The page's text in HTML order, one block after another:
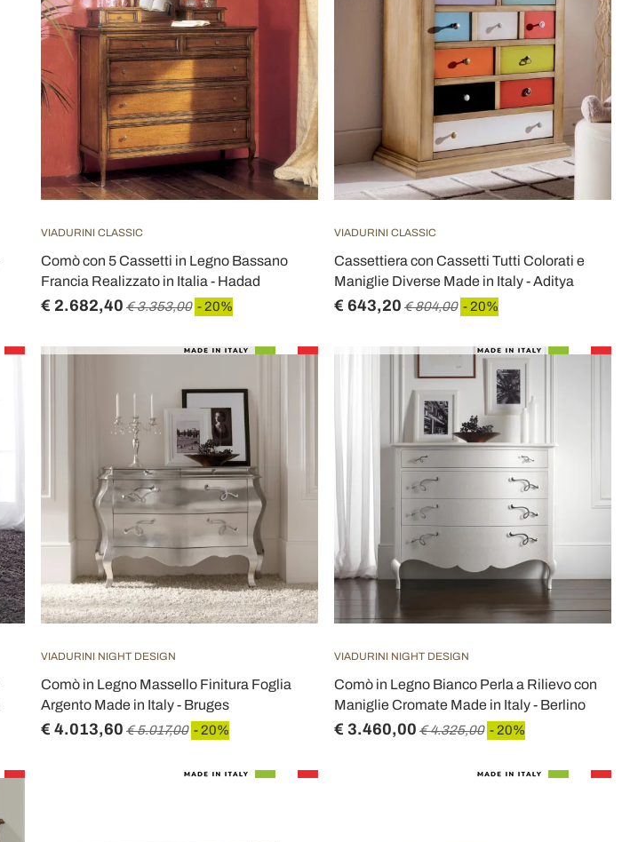
VIADURINI CLASSIC
Comò con 5 Cassetti in Legno Bassano
Francia Realizzato in Italia - Hadad
€ 2.682,40 € 3.353,00 - 20%
VIADURINI CLASSIC
Cassettiera con Cassetti Tutti Colorati e
Maniglie Diverse Made in Italy - Aditya
€ 643,20 € 804,00 - 20%
VIADURINI NIGHT DESIGN
Comò in Legno Massello Finitura Foglia
Argento Made in Italy - Bruges
€ 4.013,60 € 5.017,00 - 20%
VIADURINI NIGHT DESIGN
Comò in Legno Bianco Perla a Rilievo con
Maniglie Cromate Made in Italy - Berlino
€ 3.460,00 € 4.325,00 - 20%